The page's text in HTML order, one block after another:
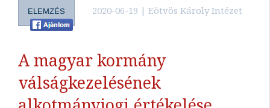
ELEMZÉS 2020-06-19 | Eötvös Károly Intézet
A magyar kormány
válságkezelésének